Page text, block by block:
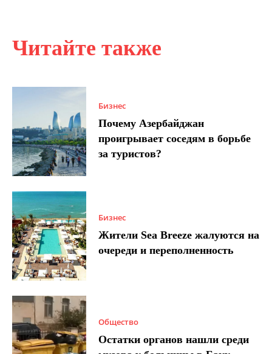
Читайте также
Бизнес
Почему Азербайджан
проигрывает соседям в борьбе
за туристов?
Бизнес
Жители Sea Breeze жалуются на
очереди и переполненность
Общество
Остатки органов нашли среди